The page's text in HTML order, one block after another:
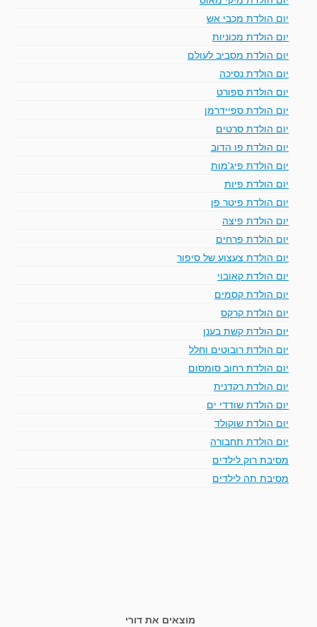
יום הולדת מכבי אש
יום הולדת מכוניות
יום הולדת מסביב לעולם
יום הולדת נסיכה
יום הולדת ספורט
יום הולדת ספיידרמן
יום הולדת סרטים
יום הולדת פו הדוב
יום הולדת פיג'מות
יום הולדת פיות
יום הולדת פיטר פן
יום הולדת פיצה
יום הולדת פרחים
יום הולדת צעצוע של סיפור
יום הולדת קאובוי
יום הולדת קסמים
יום הולדת קרקס
יום הולדת קשת בענן
יום הולדת רובוטים וחלל
יום הולדת רחוב סומסום
יום הולדת רקדנית
יום הולדת שודדי ים
יום הולדת שוקולד
יום הולדת תחבורה
מסיבת רוק לילדים
מסיבת תה לילדים
מוצאים את דורי